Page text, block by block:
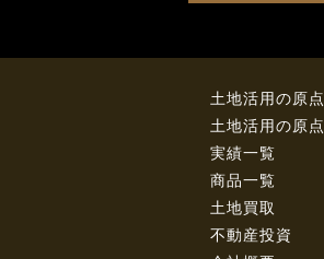
土地活用の原
土地活用の原
実績一覧
商品一覧
土地買取
不動産投資